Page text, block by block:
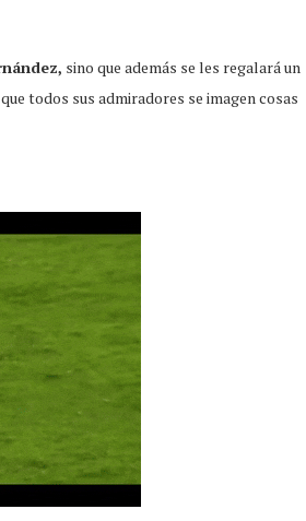
sino que además se les regalará un
todos sus admiradores se imagen cosas